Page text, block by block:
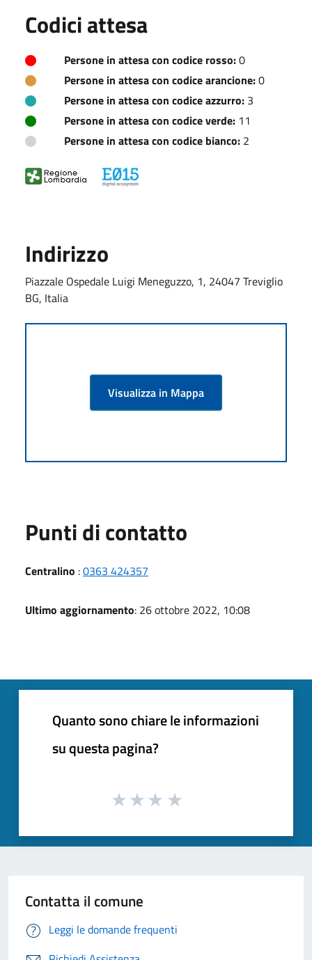
Codici attesa
Persone in attesa con codice rosso:0
Persone in attesa con codice arancione:0
Persone in attesa con codice azzurro: 3
Persone in attesa con codice verde: 11
Persone in attesa con codice bianco: 2
Indirizzo
Piazzale Ospedale Luigi Meneguzzo, 1, 24047 Treviglio
BG, Italia
Visualizza in Mappa
Punti di contatto
Centralino :0363 424357
Ultimo aggiornamento: 26 ottobre 2022, 10:08
Quanto sono chiare le informazioni
su questa pagina?
Contatta il comune
Leggi le domande frequenti